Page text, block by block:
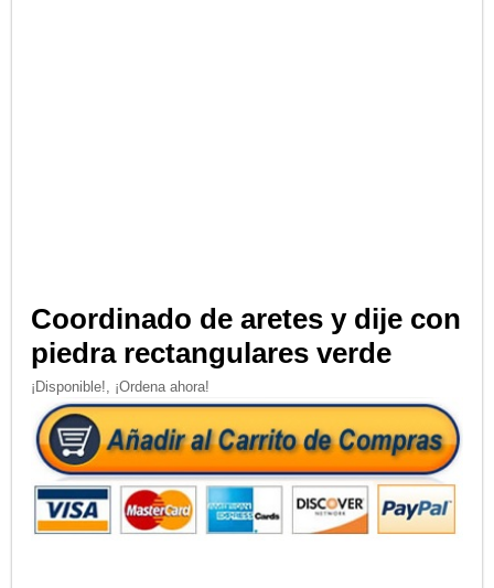
Coordinado de aretes y dije con
piedra rectangulares verde
¡Disponible!, ¡Ordena ahora!